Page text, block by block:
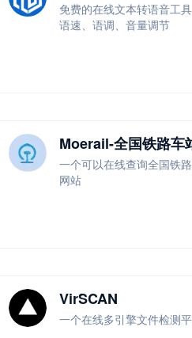
免费的在线文本转语音工具
语速、语调、音量调节
Moerail-全国铁路车
查询
一个可以在线查询全国铁
网站
VirSCAN
一个在线多引擎文件检测